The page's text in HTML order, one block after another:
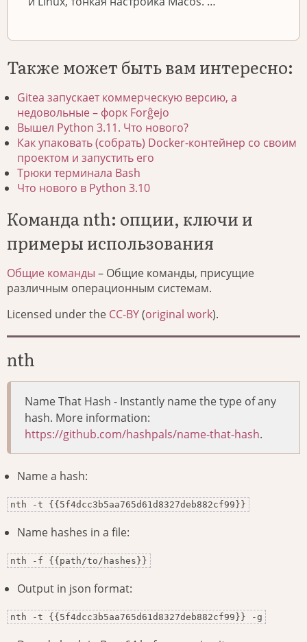
Также может быть вам интересно:
Gitea запускает коммерческую версию, а
недовольные – форк Forĝejo
Вышел Python 3.11. Что нового?
Как упаковать (собрать) Docker-контейнер со своим
проектом и запустить его
Трюки терминала Bash
Что нового в Python 3.10
Команда nth: опции, ключи и
примеры использования
Общие команды – Общие команды, присущие
различным операционным системам.
Licensed under the CC-BY(original work).
nth
Name That Hash - Instantly name the type of any
hash. More information:
https://github.com/hashpals/name-that-hash.
Name a hash:
nth -t {{5f4dcc3b5aa765d61d8327deb882cf99}}
Name hashes in a file:
nth -f {{path/to/hashes}}
Output in json format:
nth -t {{5f4dcc3b5aa765d61d8327deb882cf99}} -g